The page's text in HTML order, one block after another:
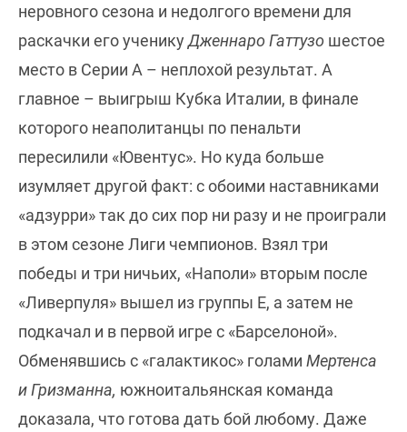
неровного сезона и недолгого времени для
раскачки его ученикуДженнаро Гаттузо шестое
место в Серии А – неплохой результат. А
главное – выигрыш Кубка Италии, в финале
которого неаполитанцы по пенальти
пересилили «Ювентус». Но куда больше
изумляет другой факт: с обоими наставниками
«адзурри» так до сих пор ни разу и не проиграли
в этом сезоне Лиги чемпионов. Взял три
победы и три ничьих, «Наполи» вторым после
«Ливерпуля» вышел из группы Е, а затем не
подкачал и в первой игре с «Барселоной».
Обменявшись с «галактикос» голами Мертенса
и Гризманна, южноитальянская команда
доказала, что готова дать бой любому. Даже